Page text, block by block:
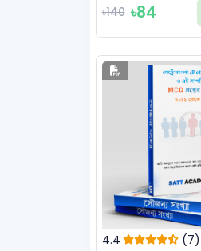
৳140 ৳84
4.4 (7)